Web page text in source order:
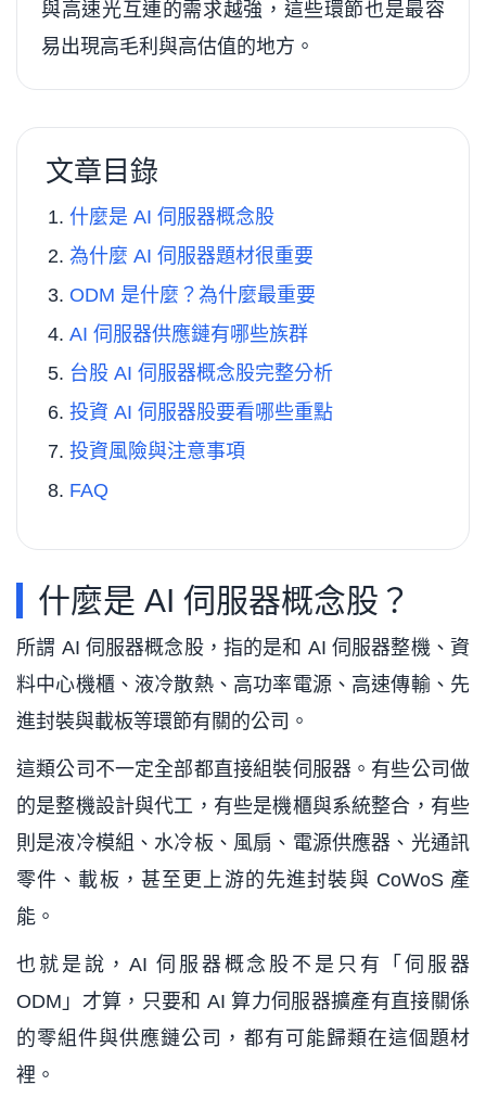
與高速光互連的需求越強，這些環節也是最容
易出現高毛利與高估值的地方。
文章目錄
什麼是 AI 伺服器概念股
為什麼 AI 伺服器題材很重要
ODM 是什麼？為什麼最重要
AI 伺服器供應鏈有哪些族群
台股 AI 伺服器概念股完整分析
投資 AI 伺服器股要看哪些重點
投資風險與注意事項
FAQ
什麼是 AI 伺服器概念股？
所謂 AI 伺服器概念股，指的是和 AI 伺服器整機、資
料中心機櫃、液冷散熱、高功率電源、高速傳輸、先
進封裝與載板等環節有關的公司。
這類公司不一定全部都直接組裝伺服器。有些公司做
的是整機設計與代工，有些是機櫃與系統整合，有些
則是液冷模組、水冷板、風扇、電源供應器、光通訊
零件、載板，甚至更上游的先進封裝與 CoWoS 產
能。
也就是說，AI 伺服器概念股不是只有「伺服器
ODM」才算，只要和 AI 算力伺服器擴產有直接關係
的零組件與供應鏈公司，都有可能歸類在這個題材
裡。